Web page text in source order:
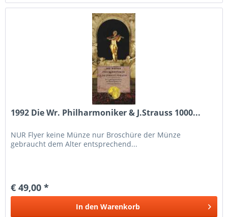
1992 Die Wr. Philharmoniker & J.Strauss 1000...
NUR Flyer keine Münze nur Broschüre der Münze
gebraucht dem Alter entsprechend...
€ 49,00 *
In den Warenkorb